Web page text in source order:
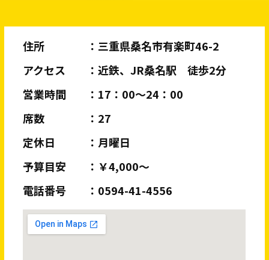
住所
三重県桑名市有楽町46-2
アクセス
近鉄、JR桑名駅 徒歩2分
営業時間
17：00〜24：00
席数
27
定休日
月曜日
予算目安
￥4,000～
電話番号
0594-41-4556